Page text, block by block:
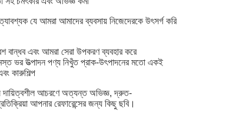
যে আমরা আমাদের ব্যবসায় নিজেদেরকে উৎসর্গ করি
বান্ধব এবং আমরা সেরা উপকরণ ব্যবহার করে
ভর উত্পাদন পণ্য নিখুঁত প্রাক-উৎপাদনের মতো একই
কারুশিল্প
আচরণে অত্যন্ত অভিজ্ঞ, দ্রুত-
আপনার রেফারেন্সের জন্য কিছু ছবি।